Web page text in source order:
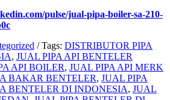
pulse/jual-pipa-boiler-sa-210-
/ Tags: DISTRIBUTOR PIPA
, JUAL PIPA API BENTELER
API BOILER, JUAL PIPA API MERK
BAKAR BENTELER, JUAL PIPA
BENTELER DI INDONESIA, JUAL